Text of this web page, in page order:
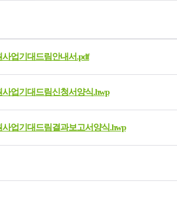
업기대드림안내서.pdf
업기대드림신청서양식.hwp
업기대드림결과보고서양식.hwp